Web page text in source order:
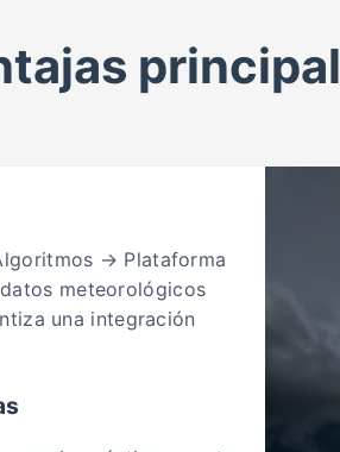
→ Plataforma
meteorológicos
una integración